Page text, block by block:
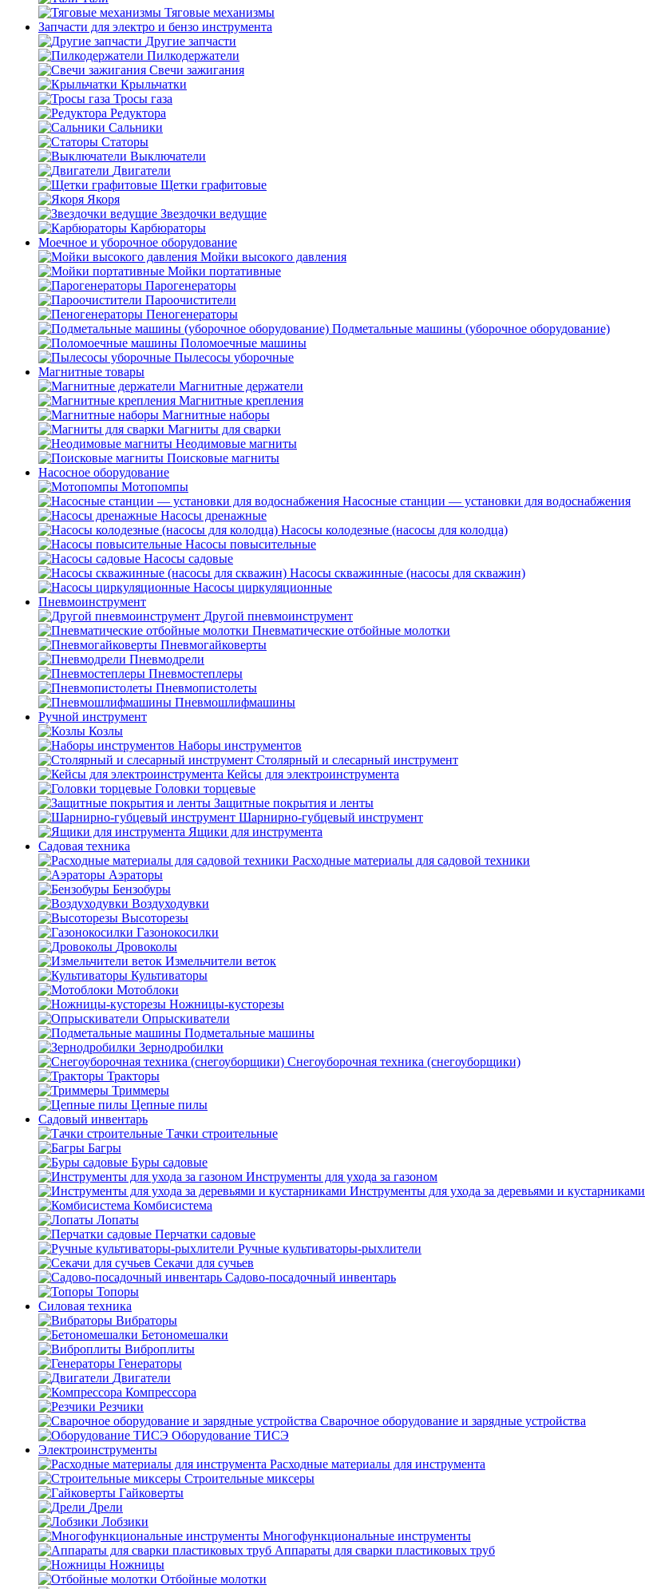
Тяговые механизмы
Запчасти для электро и бензо инструмента
Другие запчасти
Пилкодержатели
Свечи зажигания
Крыльчатки
Тросы газа
Редуктора
Сальники
Статоры
Выключатели
Двигатели
Щетки графитовые
Якоря
Звездочки ведущие
Карбюраторы
Моечное и уборочное оборудование
Мойки высокого давления
Мойки портативные
Парогенераторы
Пароочистители
Пеногенераторы
Подметальные машины (уборочное оборудование)
Поломоечные машины
Пылесосы уборочные
Магнитные товары
Магнитные держатели
Магнитные крепления
Магнитные наборы
Магниты для сварки
Неодимовые магниты
Поисковые магниты
Насосное оборудование
Мотопомпы
Насосные станции — установки для водоснабжения
Насосы дренажные
Насосы колодезные (насосы для колодца)
Насосы повысительные
Насосы садовые
Насосы скважинные (насосы для скважин)
Насосы циркуляционные
Пневмоинструмент
Другой пневмоинструмент
Пневматические отбойные молотки
Пневмогайковерты
Пневмодрели
Пневмостеплеры
Пневмопистолеты
Пневмошлифмашины
Ручной инструмент
Козлы
Наборы инструментов
Столярный и слесарный инструмент
Кейсы для электроинструмента
Головки торцевые
Защитные покрытия и ленты
Шарнирно-губцевый инструмент
Ящики для инструмента
Садовая техника
Расходные материалы для садовой техники
Аэраторы
Бензобуры
Воздуходувки
Высоторезы
Газонокосилки
Дровоколы
Измельчители веток
Культиваторы
Мотоблоки
Ножницы-кусторезы
Опрыскиватели
Подметальные машины
Зернодробилки
Снегоуборочная техника (снегоуборщики)
Тракторы
Триммеры
Цепные пилы
Садовый инвентарь
Тачки строительные
Багры
Буры садовые
Инструменты для ухода за газоном
Инструменты для ухода за деревьями и кустарниками
Комбисистема
Лопаты
Перчатки садовые
Ручные культиваторы-рыхлители
Секачи для сучьев
Садово-посадочный инвентарь
Топоры
Силовая техника
Вибраторы
Бетономешалки
Виброплиты
Генераторы
Двигатели
Компрессора
Резчики
Сварочное оборудование и зарядные устройства
Оборудование ТИСЭ
Электроинструменты
Расходные материалы для инструмента
Строительные миксеры
Гайковерты
Дрели
Лобзики
Многофункциональные инструменты
Аппараты для сварки пластиковых труб
Ножницы
Отбойные молотки